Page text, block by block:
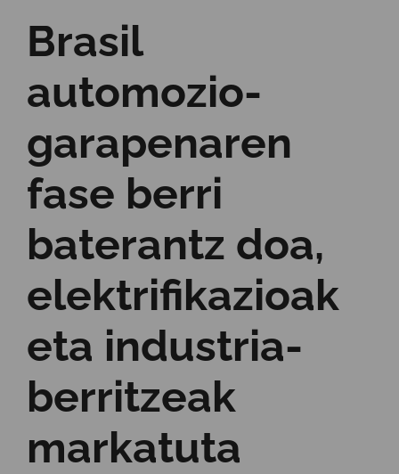
Brasil
automozio-
garapenaren
fase berri
baterantz doa,
elektrifikazioak
eta industria-
berritzeak
markatuta